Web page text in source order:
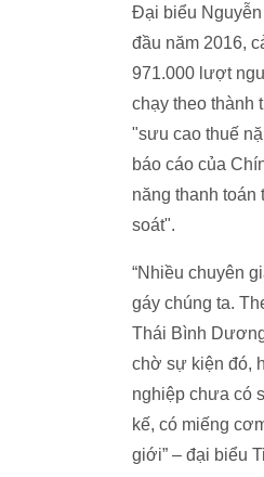
Đại biểu Nguyễn
đầu năm 2016,
971.000 lượt
chạy theo thành
"sưu cao thuế
báo cáo của
năng thanh toán
soát".
“Nhiều chuyên
gáy chúng ta.
Thái Bình
chờ sự kiện đó,
nghiệp chưa có
kế, có miếng
giới” – đại biểu